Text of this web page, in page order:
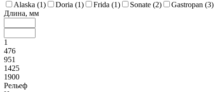
Alaska (1) Doria (1) Frida (1) Sonate (2) Gastropan (3)
Длина, мм
1
476
951
1425
1900
Рельеф